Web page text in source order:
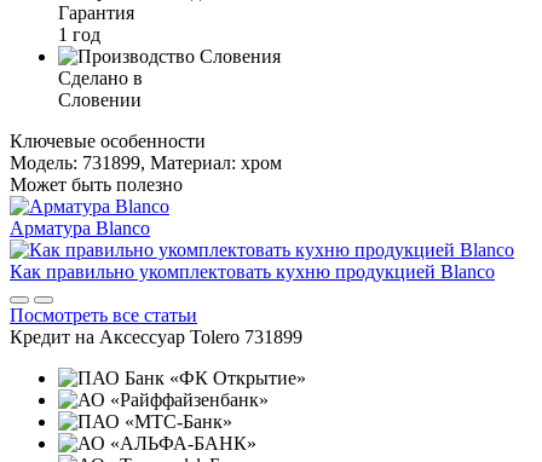
Гарантия
1 год
Сделано в
Словении
Ключевые особенности
Модель: 731899, Материал: хром
Может быть полезно
Арматура Blanco
Как правильно укомплектовать кухню продукцией Blanco
Посмотреть все статьи
Кредит на Аксессуар Tolero 731899